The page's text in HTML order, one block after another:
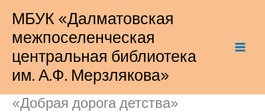
содержимому
МБУК «Далматовская
межпоселенческая
центральная библиотека
им. А.Ф. Мерзлякова»
«Добрая дорога детства»